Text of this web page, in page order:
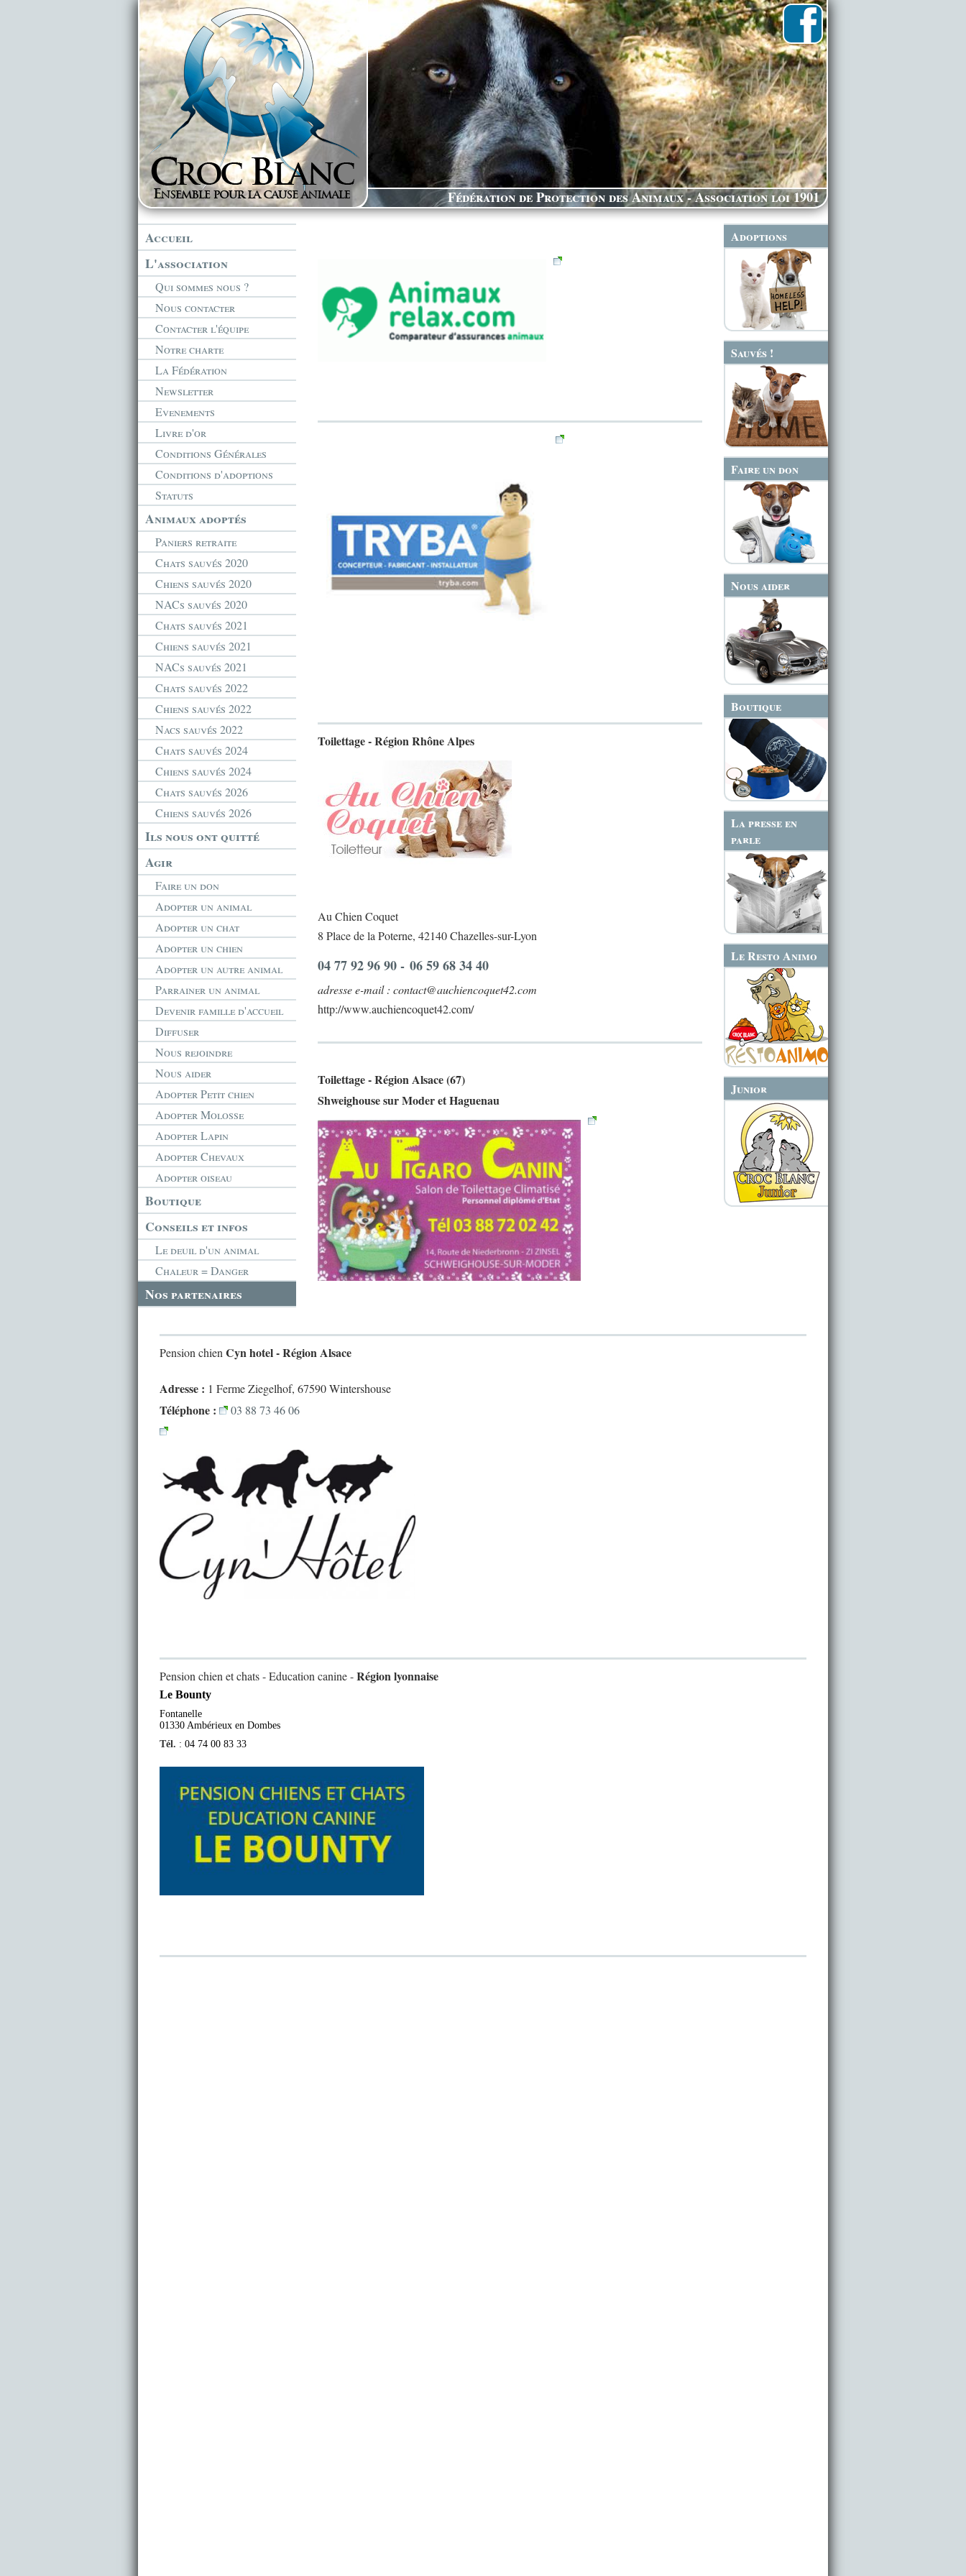
Fédération de Protection des Animaux - Association loi 1901
Accueil
L'association
Qui sommes nous ?
Nous contacter
Contacter l'équipe
Notre charte
La Fédération
Newsletter
Evenements
Livre d'or
Conditions Générales
Conditions d'adoptions
Statuts
Animaux adoptés
Paniers retraite
Chats sauvés 2020
Chiens sauvés 2020
NACs sauvés 2020
Chats sauvés 2021
Chiens sauvés 2021
NACs sauvés 2021
Chats sauvés 2022
Chiens sauvés 2022
Nacs sauvés 2022
Chats sauvés 2024
Chiens sauvés 2024
Chats sauvés 2026
Chiens sauvés 2026
Ils nous ont quitté
Agir
Faire un don
Adopter un animal
Adopter un chat
Adopter un chien
Adopter un autre animal
Parrainer un animal
Devenir famille d'accueil
Diffuser
Nous rejoindre
Nous aider
Adopter Petit chien
Adopter Molosse
Adopter Lapin
Adopter Chevaux
Adopter oiseau
Boutique
Conseils et infos
Le deuil d'un animal
Chaleur = Danger
Nos partenaires
Adoptions
Sauvés !
Faire un don
Nous aider
Boutique
La presse en
parle
Le Resto Animo
Junior
Toilettage - Région Rhône Alpes
Au Chien Coquet
8 Place de la Poterne, 42140 Chazelles-sur-Lyon
04 77 92 96 90 - 06 59 68 34 40
adresse e-mail : contact@auchiencoquet42.com
http://www.auchiencoquet42.com/
Toilettage - Région Alsace (67)
Shweighouse sur Moder et Haguenau
Pension chien Cyn hotel - Région Alsace
Adresse : 1 Ferme Ziegelhof, 67590 Wintershouse
Téléphone : 03 88 73 46 06
Pension chien et chats - Education canine -Région lyonnaise
Le Bounty
Fontanelle
01330 Ambérieux en Dombes
Tél. : 04 74 00 83 33